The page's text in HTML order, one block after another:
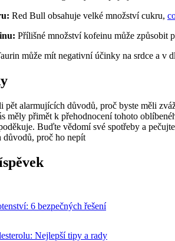
Red Bull obsahuje velké množství cukru,
Přílišné množství kofeinu může způsobit
může mít negativní účinky na srdce a v
pět alarmujících důvodů, proč byste měli
měly přimět k přehodnocení tohoto
Buďte vědomí své spotřeby a
6 bezpečných řešení
Nejlepší tipy a rady